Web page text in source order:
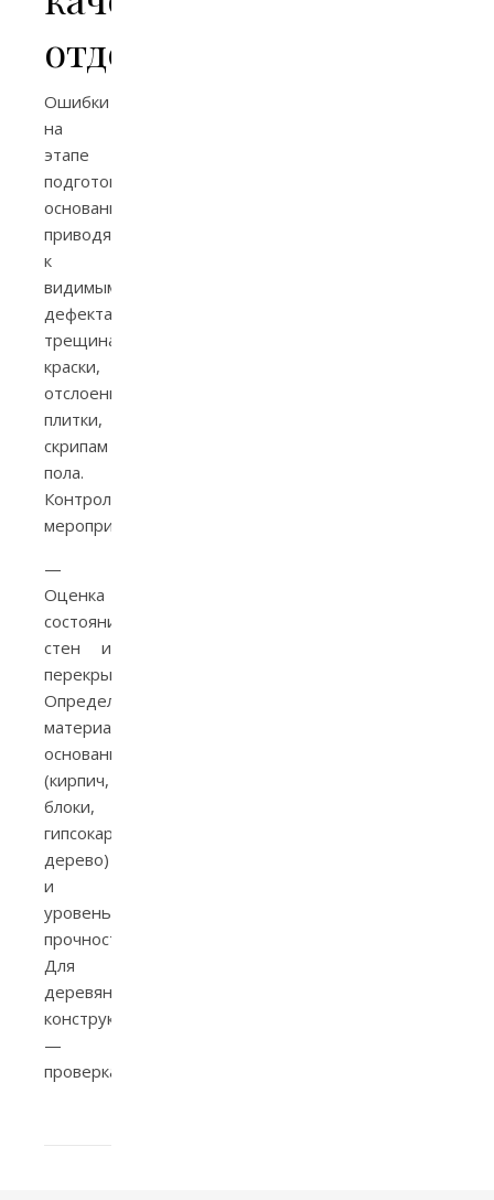
отделки
Ошибки
на
этапе
подготовки
оснований
приводят
к
видимым
дефектам:
трещинам
краски,
отслоениям
плитки,
скрипам
пола.
Контрольные
мероприятия:
—
Оценка
состояния
стен и
перекрытий.
Определите
материал
основания
(кирпич,
блоки,
гипсокартон,
дерево)
и
уровень
прочности.
Для
деревянных
конструкций
—
проверка